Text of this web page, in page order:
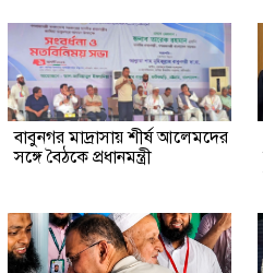
বাবুনগর মাদ্রাসায় শীর্ষ আলেমদের
সঙ্গে বৈঠকে প্রধানমন্ত্রী